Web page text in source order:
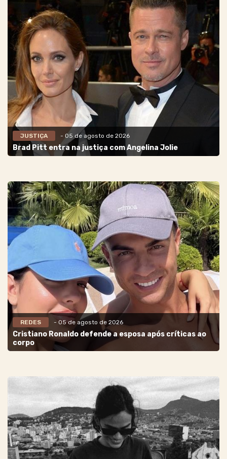
JUSTIÇA - 05 de agosto de 2026
Brad Pitt entra na justiça com Angelina Jolie
REDES - 05 de agosto de 2026
Cristiano Ronaldo defende a esposa após críticas ao
corpo